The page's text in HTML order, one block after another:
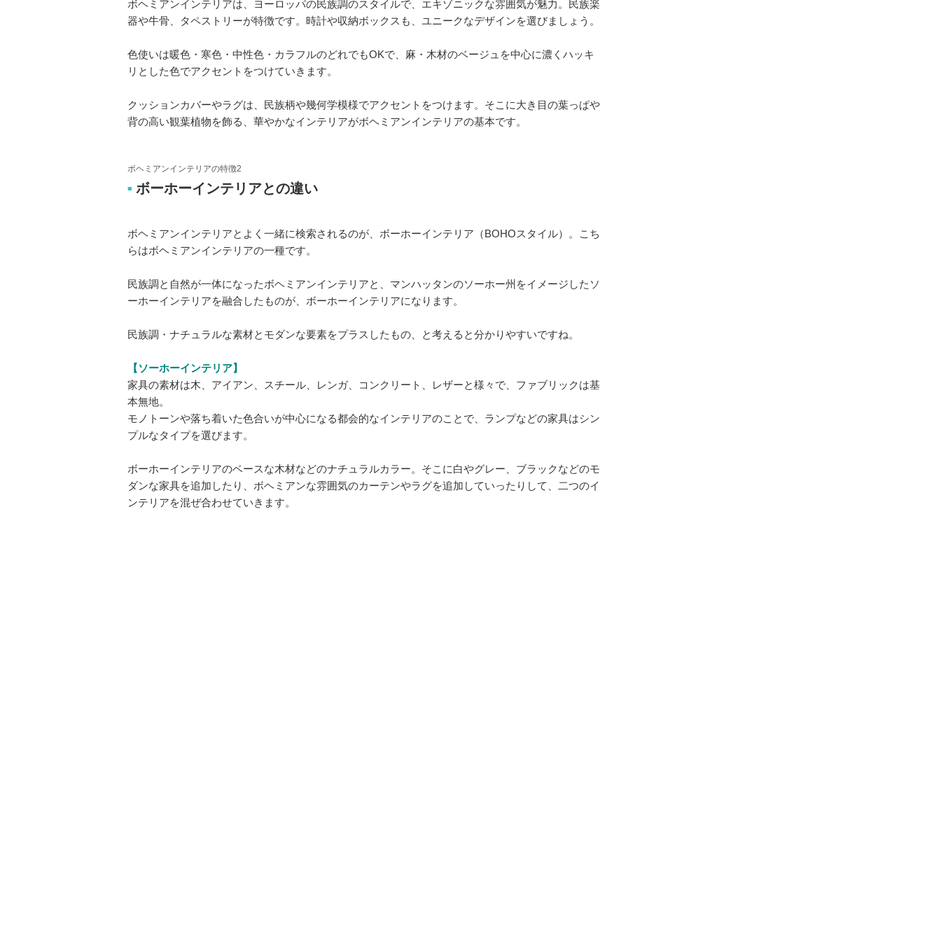
ボヘミアンインテリアは、ヨーロッパの民族調のスタイルで、エキゾニックな雰囲気が魅力。民族楽
器や牛骨、タペストリーが特徴です。時計や収納ボックスも、ユニークなデザインを選びましょう。
色使いは暖色・寒色・中性色・カラフルのどれでもOKで、麻・木材のベージュを中心に濃くハッキ
リとした色でアクセントをつけていきます。
クッションカバーやラグは、民族柄や幾何学模様でアクセントをつけます。そこに大き目の葉っぱや
背の高い観葉植物を飾る、華やかなインテリアがボヘミアンインテリアの基本です。
ボヘミアンインテリアの特徴2
■ ボーホーインテリアとの違い
ボヘミアンインテリアとよく一緒に検索されるのが、ボーホーインテリア（BOHOスタイル）。こち
らはボヘミアンインテリアの一種です。
民族調と自然が一体になったボヘミアンインテリアと、マンハッタンのソーホー州をイメージしたソ
ーホーインテリアを融合したものが、ボーホーインテリアになります。
民族調・ナチュラルな素材とモダンな要素をプラスしたもの、と考えると分かりやすいですね。
【ソーホーインテリア】
家具の素材は木、アイアン、スチール、レンガ、コンクリート、レザーと様々で、ファブリックは基
本無地。
モノトーンや落ち着いた色合いが中心になる都会的なインテリアのことで、ランプなどの家具はシン
プルなタイプを選びます。
ボーホーインテリアのベースな木材などのナチュラルカラー。そこに白やグレー、ブラックなどのモ
ダンな家具を追加したり、ボヘミアンな雰囲気のカーテンやラグを追加していったりして、二つのイ
ンテリアを混ぜ合わせていきます。